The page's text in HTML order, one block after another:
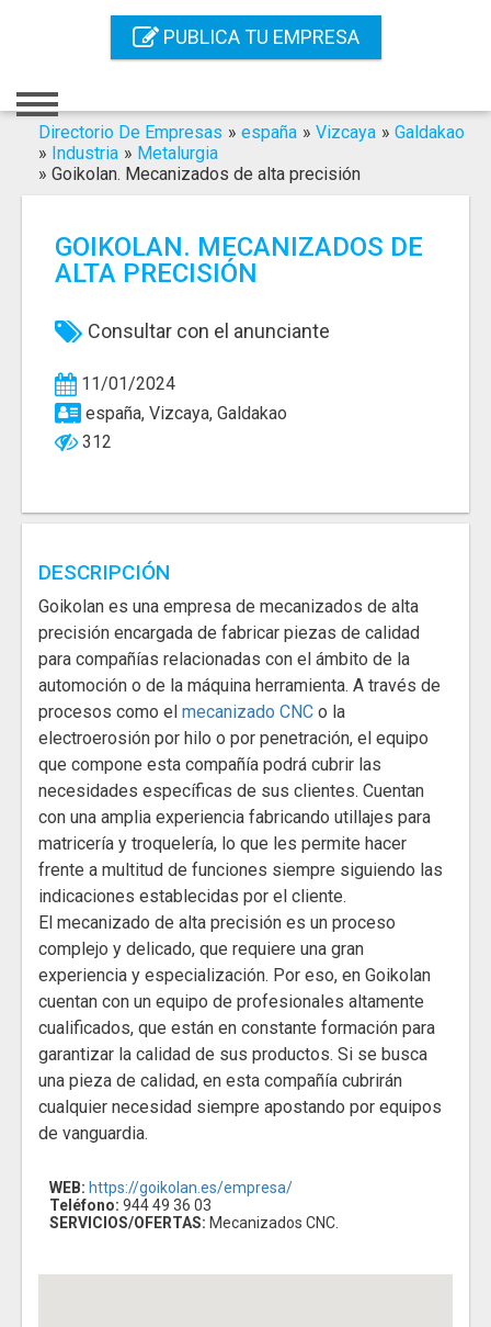
PUBLICA TU EMPRESA
Registro
Contacto
Servicios SEO
Publica Tu Empresa
Buscar
Directorio De Empresas » españa » Vizcaya » Galdakao
» Industria » Metalurgia
» Goikolan. Mecanizados de alta precisión
GOIKOLAN. MECANIZADOS DE
ALTA PRECISIÓN
Consultar con el anunciante
11/01/2024
españa, Vizcaya, Galdakao
312
DESCRIPCIÓN
Goikolan es una empresa de mecanizados de alta
precisión encargada de fabricar piezas de calidad
para compañías relacionadas con el ámbito de la
automoción o de la máquina herramienta. A través de
procesos como el mecanizado CNC o la
electroerosión por hilo o por penetración, el equipo
que compone esta compañía podrá cubrir las
necesidades específicas de sus clientes. Cuentan
con una amplia experiencia fabricando utillajes para
matricería y troquelería, lo que les permite hacer
frente a multitud de funciones siempre siguiendo las
indicaciones establecidas por el cliente.
El mecanizado de alta precisión es un proceso
complejo y delicado, que requiere una gran
experiencia y especialización. Por eso, en Goikolan
cuentan con un equipo de profesionales altamente
cualificados, que están en constante formación para
garantizar la calidad de sus productos. Si se busca
una pieza de calidad, en esta compañía cubrirán
cualquier necesidad siempre apostando por equipos
de vanguardia.
WEB: https://goikolan.es/empresa/
Teléfono: 944 49 36 03
SERVICIOS/OFERTAS: Mecanizados CNC.